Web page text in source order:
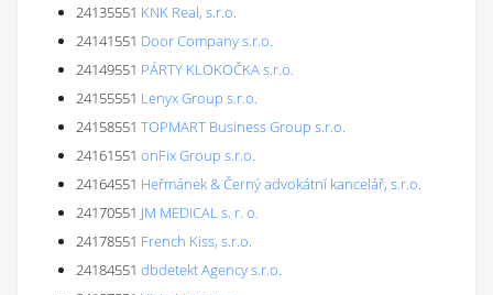
24135551 KNK Real, s.r.o.
24141551 Door Company s.r.o.
24149551 PÁRTY KLOKOČKA s.r.o.
24155551 Lenyx Group s.r.o.
24158551 TOPMART Business Group s.r.o.
24161551 onFix Group s.r.o.
24164551 Heřmánek & Černý advokátní kancelář, s.r.o.
24170551 JM MEDICAL s. r. o.
24178551 French Kiss, s.r.o.
24184551 dbdetekt Agency s.r.o.